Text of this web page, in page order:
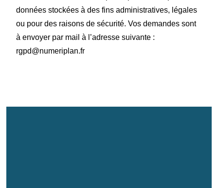
données stockées à des fins administratives, légales
ou pour des raisons de sécurité. Vos demandes sont
à envoyer par mail à l’adresse suivante :
rgpd@numeriplan.fr